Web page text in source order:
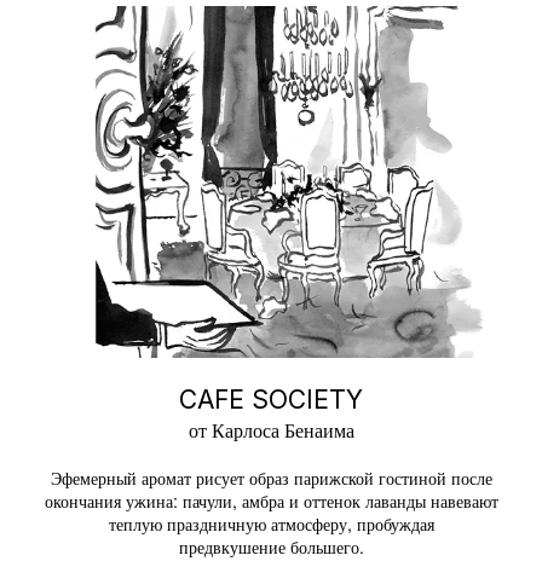
CAFE SOCIETY
от Карлоса Бенаима
Эфемерный аромат рисует образ парижской гостиной после
окончания ужина: пачули, амбра и оттенок лаванды навевают
теплую праздничную атмосферу, пробуждая
предвкушение большего.